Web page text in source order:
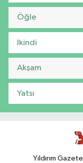
Öğle
İkindi
Akşam
Yatsı
Yıldırım